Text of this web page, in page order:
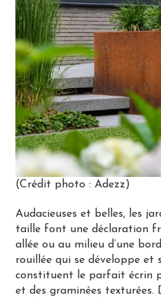
(Crédit photo : Adezz)
Audacieuses et belles, les
taille font une déclaration
allée ou au milieu d’une
rouillée qui se développe et
constituent le parfait écrin
et des graminées